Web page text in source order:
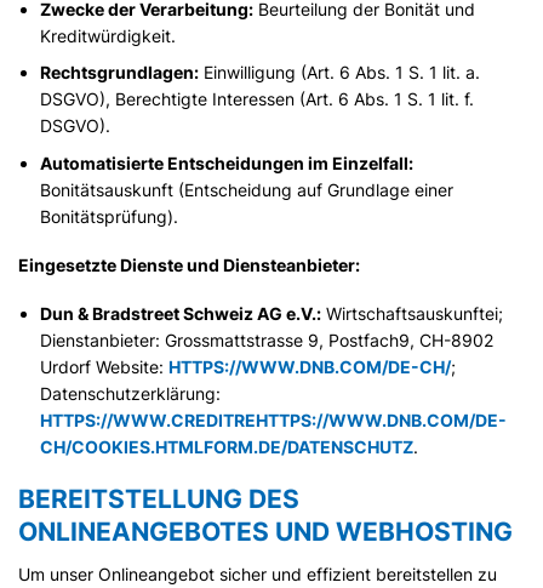
Zwecke der Verarbeitung:Beurteilung der Bonität und
Kreditwürdigkeit.
Rechtsgrundlagen:Einwilligung (Art. 6 Abs. 1 S. 1 lit. a.
DSGVO), Berechtigte Interessen (Art. 6 Abs. 1 S. 1 lit. f.
DSGVO).
Automatisierte Entscheidungen im Einzelfall:
Bonitätsauskunft (Entscheidung auf Grundlage einer
Bonitätsprüfung).
Eingesetzte Dienste und Diensteanbieter:
Dun & Bradstreet Schweiz AG e.V.:Wirtschaftsauskunftei;
Dienstanbieter: Grossmattstrasse 9, Postfach9, CH-8902
Urdorf Website: HTTPS://WWW.DNB.COM/DE-CH/;
Datenschutzerklärung:
HTTPS://WWW.CREDITREHTTPS://WWW.DNB.COM/DE-
CH/COOKIES.HTMLFORM.DE/DATENSCHUTZ.
BEREITSTELLUNG DES
ONLINEANGEBOTES UND WEBHOSTING
Um unser Onlineangebot sicher und effizient bereitstellen zu